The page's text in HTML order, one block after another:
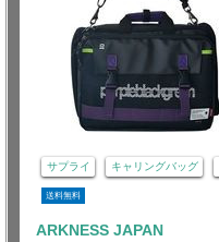
サプライ キャリングバッグ
送料無料
ARKNESS JAPAN